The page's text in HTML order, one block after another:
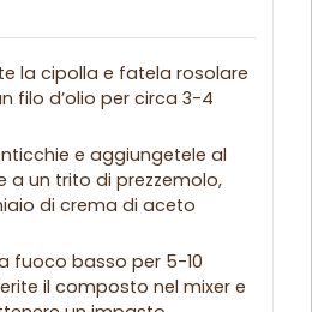
la cipolla e fatela rosolare
filo d’olio per circa 3-4
e aggiungetele al
a un trito di prezzemolo,
di crema di aceto
fuoco basso per 5-10
il composto nel mixer e